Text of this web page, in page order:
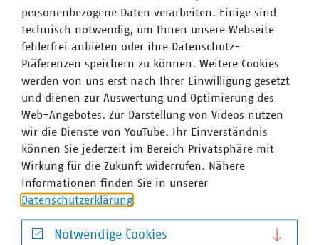
Integration von Biomethan ein.
©finecki/stock.adobe.com
Gebäudemodernisierungsgesetz
personenbezogene Daten verarbeiten. Einige sind
technisch notwendig, um Ihnen unsere Webseite
fehlerfrei anbieten oder ihre Datenschutz-
Präferenzen speichern zu können. Weitere Cookies
werden von uns erst nach Ihrer Einwilligung gesetzt
und dienen zur Auswertung und Optimierung des
Web-Angebotes. Zur Darstellung von Videos nutzen
wir die Dienste von YouTube. Ihr Einverständnis
können Sie jederzeit im Bereich Privatsphäre mit
Wirkung für die Zukunft widerrufen. Nähere
Informationen finden Sie in unserer
Datenschutzerklärung
Notwendige Cookies